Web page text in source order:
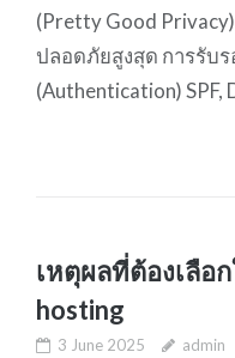
(Pretty Good
ปลอดภัยสูงสุด การรับ
(Authentication) SPF,
เหตุผลที่ต้องเลือ
hosting
3 June 2025 admin